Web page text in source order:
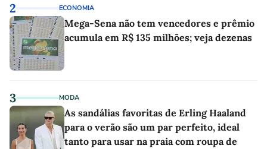
2 ECONOMIA
Mega-Sena não tem vencedores e prêmio
acumula em R$ 135 milhões; veja dezenas
3 MODA
As sandálias favoritas de Erling Haaland
para o verão são um par perfeito, ideal
tanto para usar na praia com roupa de